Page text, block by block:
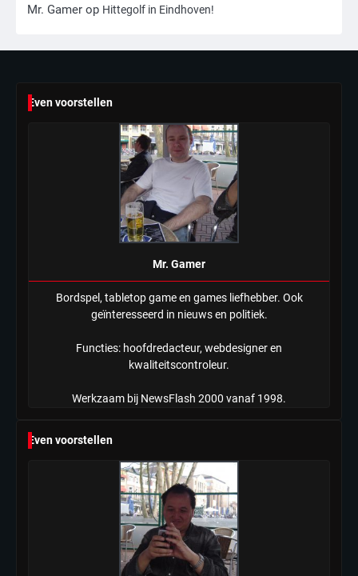
Israël doodt hoogste Hezbollah-leider
meerdere omwonenden
Mr. Gamer
6
Tilburgse wethouder: ‘Alle vertrouwen
in nieuwe aanpak van begeleiding
kwetsbare inwoners door Siem,
ondanks onrust’
Mr. Gamer
Mr. Gamer op Hittegolf in Eindhoven!
Even voorstellen
Mr. Gamer
Bordspel, tabletop game en games liefhebber. Ook
geïnteresseerd in nieuws en politiek.
Functies: hoofdredacteur, webdesigner en
kwaliteitscontroleur.
Werkzaam bij NewsFlash 2000 vanaf 1998.
Even voorstellen